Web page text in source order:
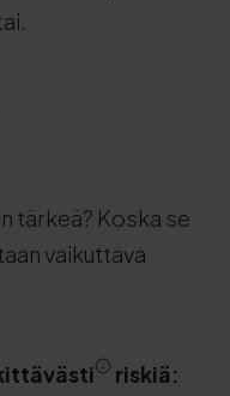
tärkeä? Koska se
vaikuttava
riskiä: